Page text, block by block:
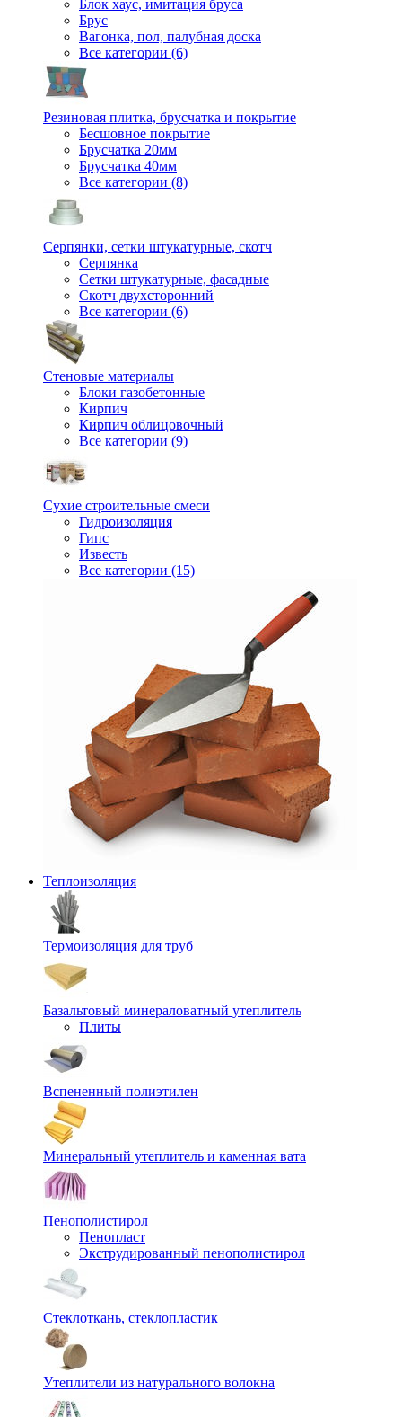
Блок хаус, имитация бруса
Брус
Вагонка, пол, палубная доска
Все категории (6)
Резиновая плитка, брусчатка и покрытие
Бесшовное покрытие
Брусчатка 20мм
Брусчатка 40мм
Все категории (8)
Серпянки, сетки штукатурные, скотч
Серпянка
Сетки штукатурные, фасадные
Скотч двухсторонний
Все категории (6)
Стеновые материалы
Блоки газобетонные
Кирпич
Кирпич облицовочный
Все категории (9)
Сухие строительные смеси
Гидроизоляция
Гипс
Известь
Все категории (15)
Теплоизоляция
Термоизоляция для труб
Базальтовый минераловатный утеплитель
Плиты
Вспененный полиэтилен
Минеральный утеплитель и каменная вата
Пенополистирол
Пенопласт
Экструдированный пенополистирол
Стеклоткань, стеклопластик
Утеплители из натурального волокна